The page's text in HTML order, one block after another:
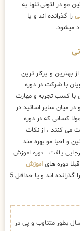
مو در لتونی تنها به
را گذرانده اند و یا
بهترین و پرکار ترین
با شرکت در دوره
با کسب تجربه و مهارت
در میان سایر اساتید در
کسانی که در دوره
می کنند ، از نکات
و احیا مو بهره مند
یافت . دوره اموزش
دوره های اموزش
را گذرانده اند و یا حداقل 5
توانسته از سال 2017 به بعد و به مدت 4 سال بطور متناوب و پی در